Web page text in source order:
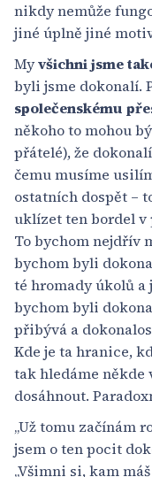
nikdy nemůže
jiné úplně jiné
Myvšichni jsme
byli jsme dokonalí.
společenskému
někoho to mohou
přátelé), že
čemu musíme
ostatních dospět –
uklízet ten bordel v
To bychom nejdřív
bychom byli
té hromady úkolů a
bychom byli
přibývá a
Kde je ta hranice,
tak hledáme někde
dosáhnout.
„Už tomu začínám
jsem o ten pocit
„Všimni si, kam